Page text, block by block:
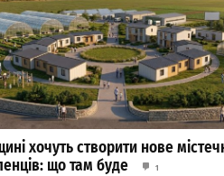
хочуть створити нове
що там буде
1